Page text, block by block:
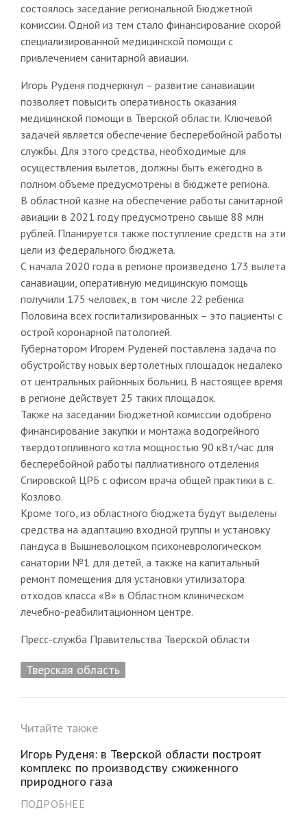
состоялось заседание региональной Бюджетной
комиссии. Одной из тем стало финансирование скорой
специализированной медицинской помощи с
привлечением санитарной авиации.
Игорь Руденя подчеркнул – развитие санавиации
позволяет повысить оперативность оказания
медицинской помощи в Тверской области. Ключевой
задачей является обеспечение бесперебойной работы
службы. Для этого средства, необходимые для
осуществления вылетов, должны быть ежегодно в
полном объеме предусмотрены в бюджете региона.
В областной казне на обеспечение работы санитарной
авиации в 2021 году предусмотрено свыше 88 млн
рублей. Планируется также поступление средств на эти
цели из федерального бюджета.
С начала 2020 года в регионе произведено 173 вылета
санавиации, оперативную медицинскую помощь
получили 175 человек, в том числе 22 ребенка
Половина всех госпитализированных – это пациенты с
острой коронарной патологией.
Губернатором Игорем Руденей поставлена задача по
обустройству новых вертолетных площадок недалеко
от центральных районных больниц. В настоящее время
в регионе действует 25 таких площадок.
Также на заседании Бюджетной комиссии одобрено
финансирование закупки и монтажа водогрейного
твердотопливного котла мощностью 90 кВт/час для
бесперебойной работы паллиативного отделения
Спировской ЦРБ с офисом врача общей практики в с.
Козлово.
Кроме того, из областного бюджета будут выделены
средства на адаптацию входной группы и установку
пандуса в Вышневолоцком психоневрологическом
санатории №1 для детей, а также на капитальный
ремонт помещения для установки утилизатора
отходов класса «В» в Областном клиническом
лечебно-реабилитационном центре.
Пресс-служба Правительства Тверской области
Тверская область
Читайте также
Игорь Руденя: в Тверской области построят
комплекс по производству сжиженного
природного газа
ПОДРОБНЕЕ